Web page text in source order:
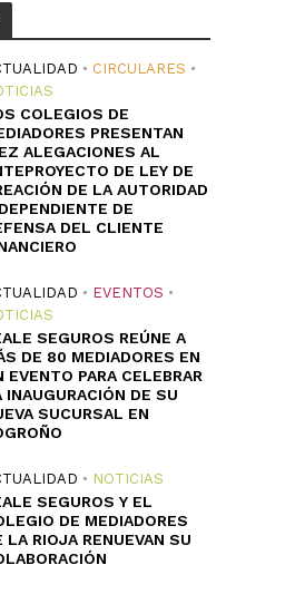
• CIRCULARES •
COLEGIOS DE
PRESENTAN
ALEGACIONES AL
DE LEY DE
DE LA AUTORIDAD
DE
DEL CLIENTE
• EVENTOS •
SEGUROS REÚNE A
DE 80 MEDIADORES EN
EVENTO PARA CELEBRAR
INAUGURACIÓN DE SU
SUCURSAL EN
• NOTICIAS
SEGUROS Y EL
DE MEDIADORES
LA RIOJA RENUEVAN SU